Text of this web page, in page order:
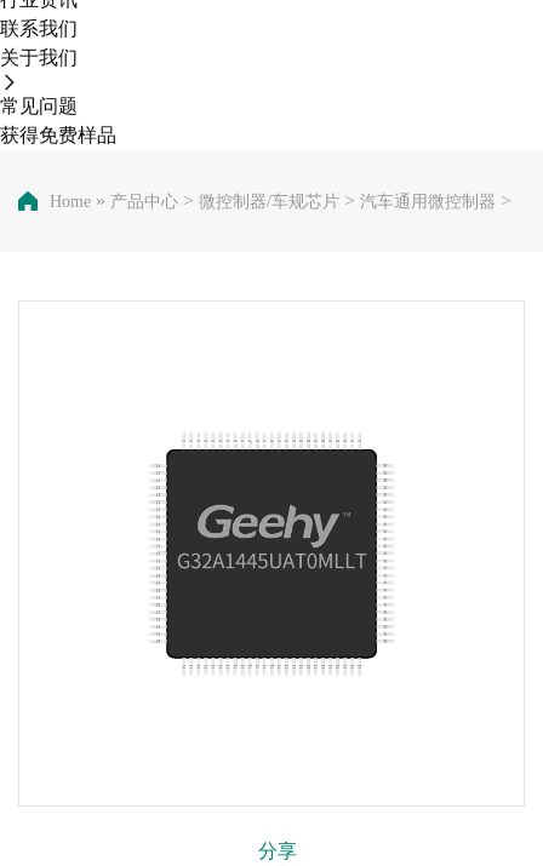
联系我们
关于我们
常见问题
获得免费样品
Home » 产品中心 > 微控制器/车规芯片 > 汽车通用微控制器 >
分享